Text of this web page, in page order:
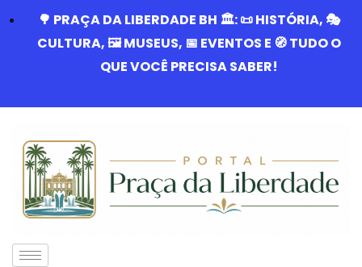
🌳 PRAÇA DA LIBERDADE BH 🏛️: 📜 HISTÓRIA, 🎭
CULTURA, 🖼️ MUSEUS, 📅 EVENTOS E 🧭 TUDO O
QUE VOCÊ PRECISA SABER!